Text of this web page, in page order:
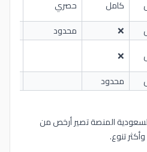
كامل حصري
❌
محدود
❌
محدود
المنصة تصير أرخص من